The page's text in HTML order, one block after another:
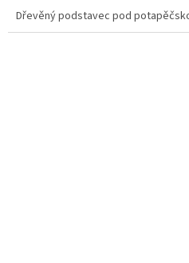
Dřevěný podstavec pod